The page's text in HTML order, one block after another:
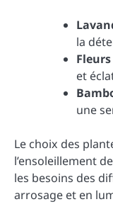
la
et
une
Le choix des
l’ensoleillement
les besoins des
arrosage et en